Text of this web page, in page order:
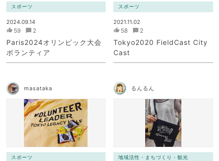
スポーツ
2024.09.14
59 2
Paris2024オリンピック大会
ボランティア
スポーツ
2021.11.02
58 2
Tokyo2020 FieldCast City
Cast
masataka
スポーツ
るんるん
地域活性・まちづくり・観光